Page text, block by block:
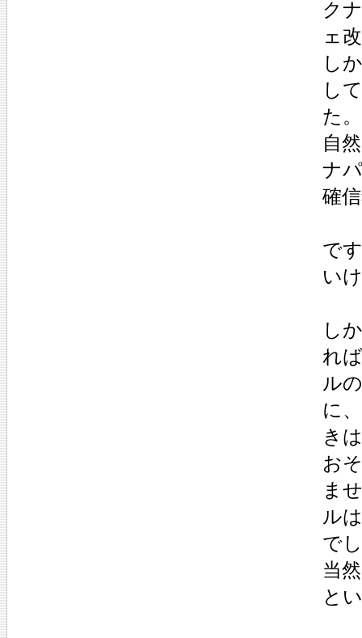
ク
ェ
し
し
た
自
ナ
確
で
い
し
れ
ル
に
き
お
ま
ル
で
当
と